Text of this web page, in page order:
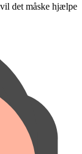
det måske hjælpe